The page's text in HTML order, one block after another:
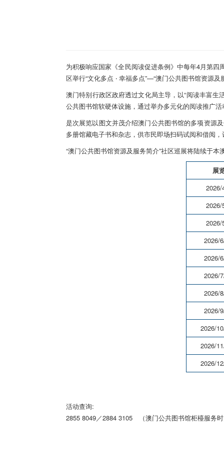
为积极响应国家《全民阅读促进条例》中每年4月第四
区举行“文化多点 ‧ 幸福多点”—“澳门公共图书馆资源及
澳门特别行政区政府透过文化局主导，以“阅读丰富
公共图书馆软硬体设施，通过举办多元化的阅读推广
是次展览以图文并茂介绍澳门公共图书馆的多项资源
多册馆藏电子书和杂志，供市民即场扫码试阅和借阅
“澳门公共图书馆资源及服务简介”社区巡展将陆续于
展
2026/
2026/
2026/
2026/
2026/
2026/
2026/
2026/
2026/
2026/
2026/
活动查询:
2855 8049／2884 3105 （澳门公共图书馆柜檯服务